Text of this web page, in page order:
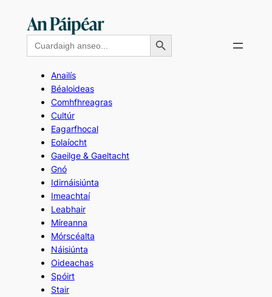
contentSearch
for:
Search Button
Anailís
Béaloideas
Comhfhreagras
Cultúr
Eagarfhocal
Eolaíocht
Gaeilge & Gaeltacht
Gnó
Idirnáisiúnta
Imeachtaí
Leabhair
Míreanna
Mórscéalta
Náisiúnta
Oideachas
Spóirt
Stair